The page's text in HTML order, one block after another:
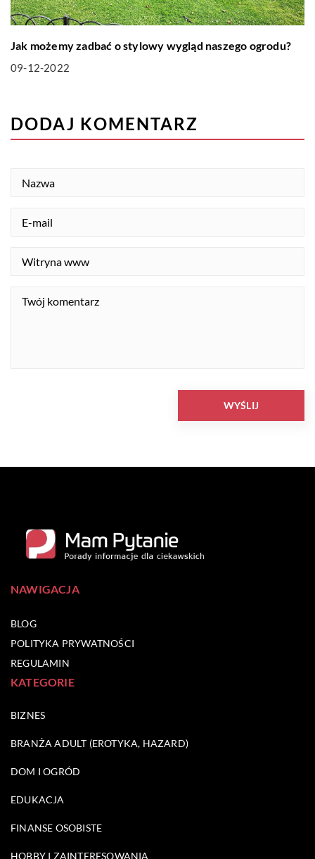
Jak możemy zadbać o stylowy wygląd naszego ogrodu?
09-12-2022
DODAJ KOMENTARZ
NAWIGACJA
BLOG
POLITYKA PRYWATNOŚCI
REGULAMIN
KATEGORIE
BIZNES
BRANŻA ADULT (EROTYKA, HAZARD)
DOM I OGRÓD
EDUKACJA
FINANSE OSOBISTE
HOBBY I ZAINTERESOWANIA